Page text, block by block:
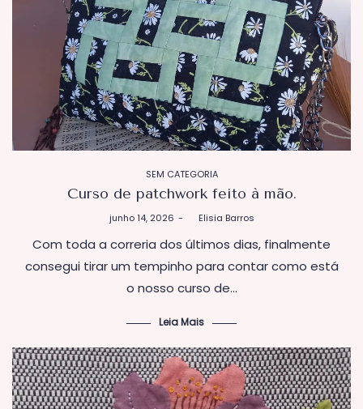
https://www.facebook.co
m/Lilipontoapontopatchwo
rk
POSTADO
EM
SEM CATEGORIA
Curso de patchwork feito à mão.
Postado
junho 14, 2026 Elisia Barros
Com toda a correria dos últimos dias, finalmente
consegui tirar um tempinho para contar como está
o nosso curso de…
Leia Mais